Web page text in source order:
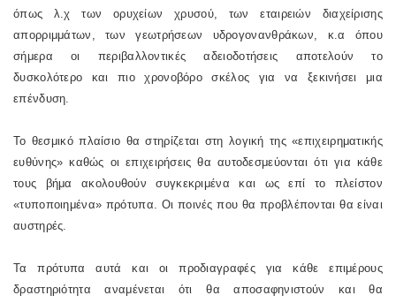
όπως λ.χ των ορυχείων χρυσού, των εταιρειών διαχείρισης
απορριμμάτων, των γεωτρήσεων υδρογονανθράκων, κ.α όπου
σήμερα οι περιβαλλοντικές αδειοδοτήσεις αποτελούν το
δυσκολότερο και πιο χρονοβόρο σκέλος για να ξεκινήσει μια
επένδυση.
Το θεσμικό πλαίσιο θα στηρίζεται στη λογική της «επιχειρηματικής
ευθύνης» καθώς οι επιχειρήσεις θα αυτοδεσμεύονται ότι για κάθε
τους βήμα ακολουθούν συγκεκριμένα και ως επί το πλείστον
«τυποποιημένα» πρότυπα. Οι ποινές που θα προβλέπονται θα είναι
αυστηρές.
Τα πρότυπα αυτά και οι προδιαγραφές για κάθε επιμέρους
δραστηριότητα αναμένεται ότι θα αποσαφηνιστούν και θα